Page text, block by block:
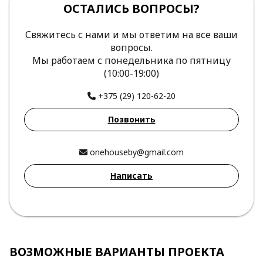
ОСТАЛИСЬ ВОПРОСЫ?
Свяжитесь с нами и мы ответим на все ваши
вопросы.
Мы работаем с понедельника по пятницу
(10:00-19:00)
+375 (29) 120-62-20
Позвонить
onehouseby@gmail.com
Написать
ВОЗМОЖНЫЕ ВАРИАНТЫ ПРОЕКТА